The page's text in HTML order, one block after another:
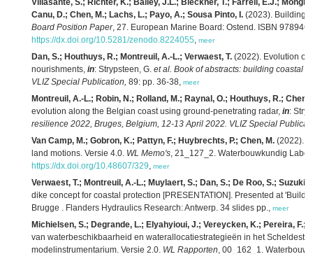
Villasante, S.; Richter, K.; Bailey, J.L.; Bleckner, T.; Farrell, E.J.;
Canu, D.; Chen, M.; Lachs, L.; Payo, A.; Sousa Pinto, I. (2023). Building
Board Position Paper, 27. European Marine Board: Ostend. ISBN
https://dx.doi.org/10.5281/zenodo.8224055, meer
Dan, S.; Houthuys, R.; Montreuil, A.-L.; Verwaest, T. (2022). Evolution of
nourishments, in: Strypsteen, G. et al. Book of abstracts: building coastal
VLIZ Special Publication, 89: pp. 36-38, meer
Montreuil, A.-L.; Robin, N.; Rolland, M.; Raynal, O.; Houthuys, R.; Chen,
evolution along the Belgian coast using ground-penetrating radar, in:
resilience 2022, Bruges, Belgium, 12-13 April 2022. VLIZ Special
Van Camp, M.; Gobron, K.; Pattyn, F.; Huybrechts, P.; Chen, M. (2022).
land motions. Versie 4.0. WL Memo's, 21_127_2. Waterbouwkundig
https://dx.doi.org/10.48607/329, meer
Verwaest, T.; Montreuil, A.-L.; Muylaert, S.; Dan, S.; De Roo, S.; Suzuki,
dike concept for coastal protection [PRESENTATION]. Presented at
Brugge . Flanders Hydraulics Research: Antwerp. 34 slides pp., meer
Michielsen, S.; Degrande, L.; Elyahyioui, J.; Vereycken, K.; Pereira, F.;
van waterbeschikbaarheid en waterallocatiestrategieën in het
modelinstrumentarium. Versie 2.0. WL Rapporten, 00_162_1.